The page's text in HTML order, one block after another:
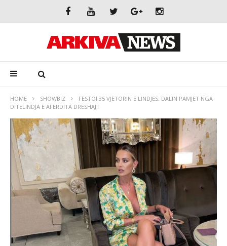
HOME SHOWBIZ
FESTOI 35 VJETORIN E LINDJES, DALIN PAMJET NGA
DITËLINDJA E AFËRDITA DRESHAJT